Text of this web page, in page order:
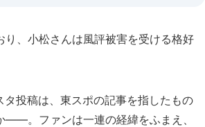
り、小松さんは風評被害を受ける格好
投稿は、東スポの記事を指したもの
――。ファンは一連の経緯をふまえ、